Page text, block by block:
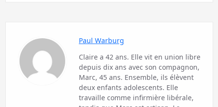
Paul Warburg
Claire a 42 ans. Elle vit en union libre
depuis dix ans avec son compagnon,
Marc, 45 ans. Ensemble, ils élèvent
deux enfants adolescents. Elle
travaille comme infirmière libérale,